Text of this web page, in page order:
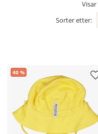
Visar
Sorter etter:
40